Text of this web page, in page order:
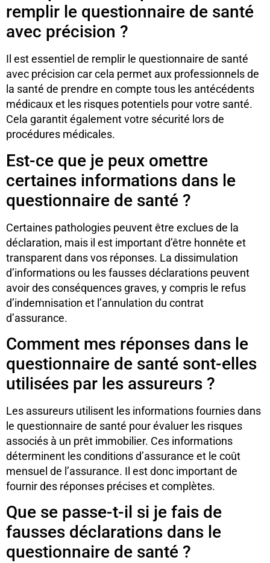
remplir le questionnaire de santé
avec précision ?
Il est essentiel de remplir le questionnaire de santé
avec précision car cela permet aux professionnels de
la santé de prendre en compte tous les antécédents
médicaux et les risques potentiels pour votre santé.
Cela garantit également votre sécurité lors de
procédures médicales.
Est-ce que je peux omettre
certaines informations dans le
questionnaire de santé ?
Certaines pathologies peuvent être exclues de la
déclaration, mais il est important d’être honnête et
transparent dans vos réponses. La dissimulation
d’informations ou les fausses déclarations peuvent
avoir des conséquences graves, y compris le refus
d’indemnisation et l’annulation du contrat
d’assurance.
Comment mes réponses dans le
questionnaire de santé sont-elles
utilisées par les assureurs ?
Les assureurs utilisent les informations fournies dans
le questionnaire de santé pour évaluer les risques
associés à un prêt immobilier. Ces informations
déterminent les conditions d’assurance et le coût
mensuel de l’assurance. Il est donc important de
fournir des réponses précises et complètes.
Que se passe-t-il si je fais de
fausses déclarations dans le
questionnaire de santé ?